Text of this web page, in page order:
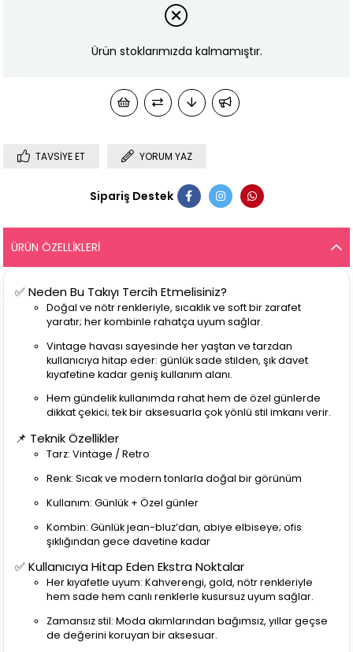
Ürün stoklarımızda kalmamıştır.
TAVSIYE ET YORUM YAZ
Sipariş Destek
ÜRÜN ÖZELLIKLERI
✅ Neden Bu Takıyı Tercih Etmelisiniz?
Doğal ve nötr renkleriyle, sıcaklık ve soft bir zarafet
yaratır; her kombinle rahatça uyum sağlar.
Vintage havası sayesinde her yaştan ve tarzdan
kullanıcıya hitap eder: günlük sade stilden, şık davet
kıyafetine kadar geniş kullanım alanı.
Hem gündelik kullanımda rahat hem de özel günlerde
dikkat çekici; tek bir aksesuarla çok yönlü stil imkanı verir.
📌 Teknik Özellikler
Tarz: Vintage / Retro
Renk: Sıcak ve modern tonlarla doğal bir görünüm
Kullanım: Günlük + Özel günler
Kombin: Günlük jean-bluz’dan, abiye elbiseye; ofis
şıklığından gece davetine kadar
✅ Kullanıcıya Hitap Eden Ekstra Noktalar
Her kıyafetle uyum: Kahverengi, gold, nötr renkleriyle
hem sade hem canlı renklerle kusursuz uyum sağlar.
Zamansız stil: Moda akımlarından bağımsız, yıllar geçse
de değerini koruyan bir aksesuar.